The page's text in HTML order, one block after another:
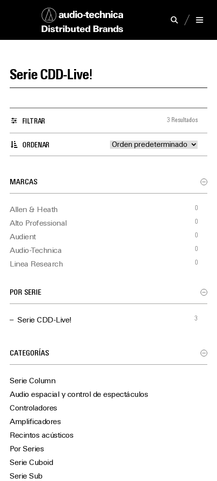
Serie CDD-Live!
ORDENAR
FILTRAR 3 Resultados
MARCAS
Allen & Heath 0
Alto Professional 0
Audient 0
Audio-Technica 0
Linea Research 0
Optimal Audio
TiMax 0
POR SERIE
Serie CDD-Live! 3
CATEGORÍAS
Serie Column
Audio espacial y control de espectáculos
Controladores
Amplificadores
Recintos acústicos
Por Series
Serie Cuboid
Serie Sub